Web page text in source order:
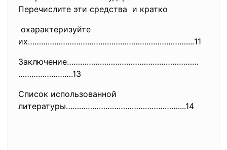
Перечислите эти средства и кратко
охарактеризуйте
их………………………………………………………………....11
Заключение……………………………………………………
…………………….13
Список использованной
литературы……………………………………………....14